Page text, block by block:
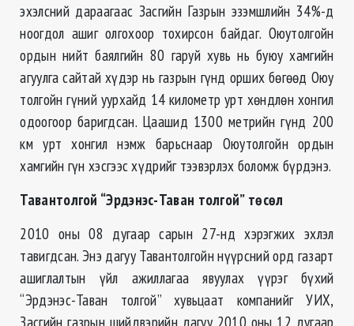
эхэлсний дараагаас Засгийн Газрын эзэмшлийн 34%-д
ноогдол ашиг олгохоор тохирсон байдаг. Оюутолгойн
ордын нийт баялгийн 80 гаруй хувь нь буюу хамгийн
агуулга сайтай хүдэр нь газрын гүнд орших бөгөөд Оюу
толгойн гүний уурхайд 14 километр урт хөндлөн хонгил
одоогоор баригдсан. Цаашид 1300 метрийн гүнд 200
км урт хонгил нэмж барьснаар Оюутолгойн ордын
хамгийн гүн хэсгээс хүдрийг тээвэрлэх боломж бүрдэнэ.
Тавантолгой “Эрдэнэс-Таван толгой” төсөл
2010 оны 08 дугаар сарын 27-нд хэрэгжих эхлэл
тавигдсан. Энэ дагуу Тавантолгойн нүүрсний орд газарт
ашиглалтын үйл ажиллагаа явуулах үүрэг бүхий
“Эрдэнэс-Таван толгой” хувьцаат компанийг УИХ,
Засгийн газрын шийдвэрийн дагуу 2010 оны 12 дугаар